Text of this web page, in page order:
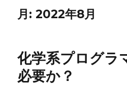
月:2022年8月
化学系プログラ
必要か？